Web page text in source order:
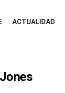
ACTUALIDAD